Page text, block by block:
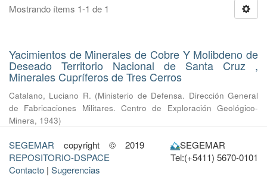
Mostrando ítems 1-1 de 1
Yacimientos de Minerales de Cobre Y Molibdeno de
Deseado Territorio Nacional de Santa Cruz ,
Minerales Cupríferos de Tres Cerros
Catalano, Luciano R. (Ministerio de Defensa. Dirección General
de Fabricaciones Militares. Centro de Exploración Geológico-
Minera, 1943)
SEGEMAR copyright © 2019
REPOSITORIO-DSPACE
Contacto | Sugerencias
SEGEMAR
Tel:(+5411) 5670-0101